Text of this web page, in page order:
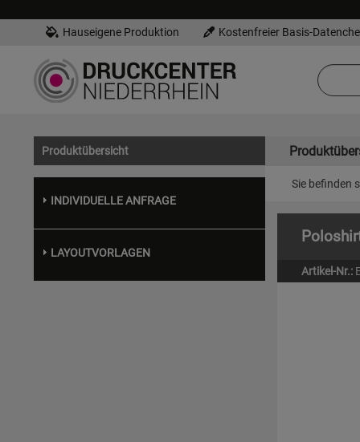
Hauseigene Produktion Kostenfreier Basis-
Produktübersicht
INDIVIDUELLE ANFRAGE
LAYOUTVORLAGEN
Sie befinden
Artikel-Nr.: